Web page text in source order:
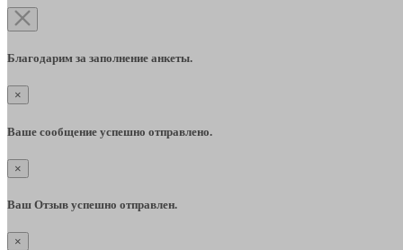
Благодарим за заполнение анкеты.
×
Ваше сообщение успешно отправлено.
×
Ваш Отзыв успешно отправлен.
×